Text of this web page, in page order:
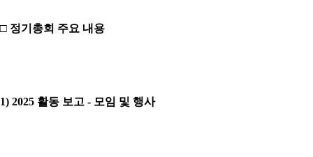
□ 정기총회 주요 내용
1) 2025 활동 보고 - 모임 및 행사